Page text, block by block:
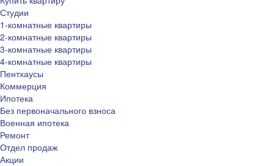
Студии
1-комнатные квартиры
2-комнатные квартиры
3-комнатные квартиры
4-комнатные квартиры
Пентхаусы
Коммерция
Ипотека
Без первоначального взноса
Военная ипотека
Ремонт
Отдел продаж
Акции